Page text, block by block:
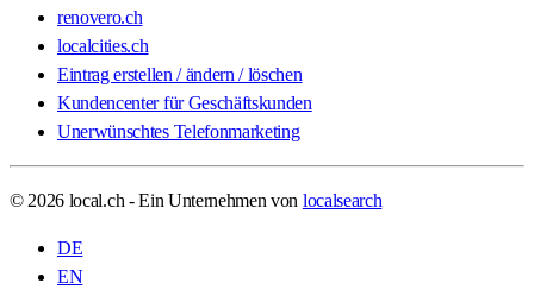
renovero.ch
localcities.ch
Eintrag erstellen / ändern / löschen
Kundencenter für Geschäftskunden
Unerwünschtes Telefonmarketing
© 2026 local.ch - Ein Unternehmen von localsearch
DE
EN